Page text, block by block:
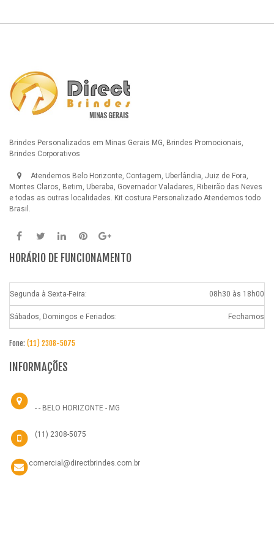
Brindes Personalizados em Minas Gerais MG, Brindes Promocionais,
Brindes Corporativos
Atendemos Belo Horizonte, Contagem, Uberlândia, Juiz de Fora,
Montes Claros, Betim, Uberaba, Governador Valadares, Ribeirão das Neves
e todas as outras localidades. Kit costura Personalizado Atendemos todo
Brasil.
HORÁRIO DE FUNCIONAMENTO
Segunda à Sexta-Feira: 08h30 às 18h00
Sábados, Domingos e Feriados: Fechamos
Fone: (11) 2308-5075
INFORMAÇÕES
- - BELO HORIZONTE - MG
(11) 2308-5075
comercial@directbrindes.com.br